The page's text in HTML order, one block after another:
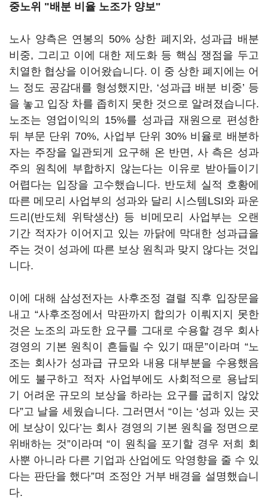
중노위 "배분 비율 노조가 양보"
노사 양측은 연봉의 50% 상한 폐지와, 성과급 배분
비중, 그리고 이에 대한 제도화 등 핵심 쟁점을 두고
치열한 협상을 이어왔습니다. 이 중 상한 폐지에는 어
느 정도 공감대를 형성했지만, ‘성과급 배분 비중’ 등
을 놓고 입장 차를 좁히지 못한 것으로 알려졌습니다.
노조는 영업이익의 15%를 성과급 재원으로 편성한
뒤 부문 단위 70%, 사업부 단위 30% 비율로 배분하
자는 주장을 일관되게 요구해 온 반면, 사 측은 성과
주의 원칙에 부합하지 않는다는 이유로 받아들이기
어렵다는 입장을 고수했습니다. 반도체 실적 호황에
따른 메모리 사업부의 성과와 달리 시스템LSI와 파운
드리 (반도체 위탁생산) 등 비메모리 사업부는 오랜
기간 적자가 이어지고 있는 까닭에 막대한 성과급을
주는 것이 성과에 따른 보상 원칙과 맞지 않다는 것입
니다.
이에 대해 삼성전자는 사후조정 결렬 직후 입장문을
내고 “사후조정에서 막판까지 합의가 이뤄지지 못한
것은 노조의 과도한 요구를 그대로 수용할 경우 회사
경영의 기본 원칙이 흔들릴 수 있기 때문”이라며“노
조는 회사가 성과급 규모와 내용 대부분을 수용했음
에도 불구하고 적자 사업부에도 사회적으로 용납되
기 어려운 규모의 보상을 하라는 요구를 굽히지 않았
다”고 날을 세웠습니다. 그러면서“이는 ‘성과 있는 곳
에 보상이 있다’는 회사 경영의 기본 원칙을 정면으로
위배하는 것”이라며“이 원칙을 포기할 경우 저희 회
사뿐 아니라 다른 기업과 산업에도 악영향을 줄 수 있
다는 판단을 했다”며 조정안 거부 배경을 설명했습니
다.